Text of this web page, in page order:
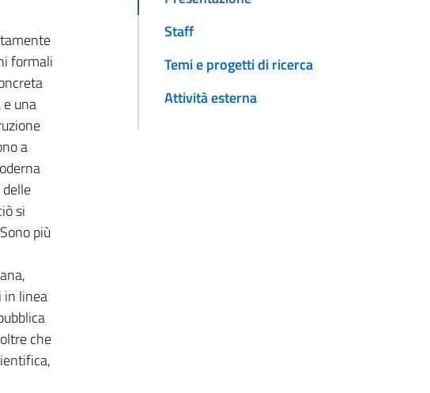
formali
una
a
si
più
in linea
che
Staff
Temi e progetti di ricerca
Attività esterna